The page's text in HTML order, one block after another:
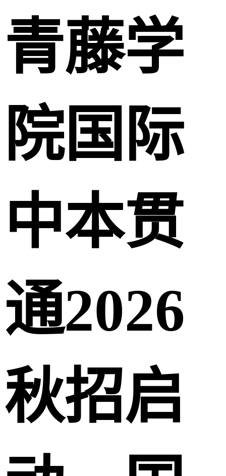
青藤学
院国际
中本贯
通2026
秋招启